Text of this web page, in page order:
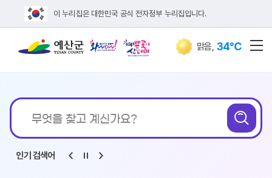
이 누리집은 대한민국 공식 전자정부 누리집입니다.
맑음, 34℃
통합검색
찾고
계신가요?
검
인기 검색어